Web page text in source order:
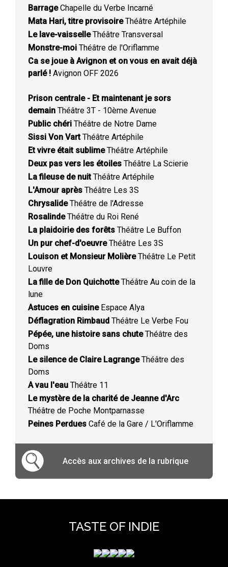
BarrageChapelle du Verbe Incarné
Mata Hari, titre provisoireThéâtre Artéphile
Le lave-vaisselleThéâtre Transversal
Monstre-moi Théâtre de l'Oriflamme
Ca se joue à Avignon et on vous en avait déjà
parlé ! Avignon OFF 2026
Prison centrale - Et maintenant je sors
demain Théâtre 3T - 10ème Avenue
Public chéri Théâtre de Notre Dame
Sissi Von VartThéâtre Artéphile
Et vivre était sublimeThéâtre Artéphile
Deux pas vers les étoiles Théâtre La Scierie
La fileuse de nuitThéâtre Artéphile
L'Amour après Théâtre Les 3S
ChrysalideThéâtre de l'Adresse
RosalindeThéâtre du Roi René
La plaidoirie des forêts Théâtre Le Buffon
Un pur chef-d'oeuvreThéâtre Les 3S
Louison et Monsieur MolièreThéâtre Le Petit
Louvre
La fille de Don QuichotteThéâtre Au coin de la
lune
Astuces en cuisineEspace Alya
Déflagration Rimbaud Théâtre Le Verbe Fou
Pépée, une histoire sans chuteThéâtre des
Doms
Le silence de Claire LagrangeThéâtre des
Doms
A vau l'eau Théâtre 11
Le mystère de la charité de Jeanne d'Arc
Théâtre de Poche Montparnasse
Peines Perdues Café de la Gare / L'Oriflamme
Accès aux archives de la rubrique
TASTE OF INDIE